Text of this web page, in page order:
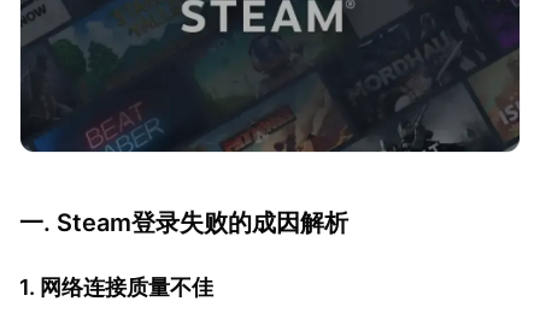
一. Steam登录失败的成因解析
1. 网络连接质量不佳